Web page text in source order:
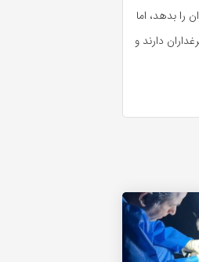
بدهد، اما
دارند و